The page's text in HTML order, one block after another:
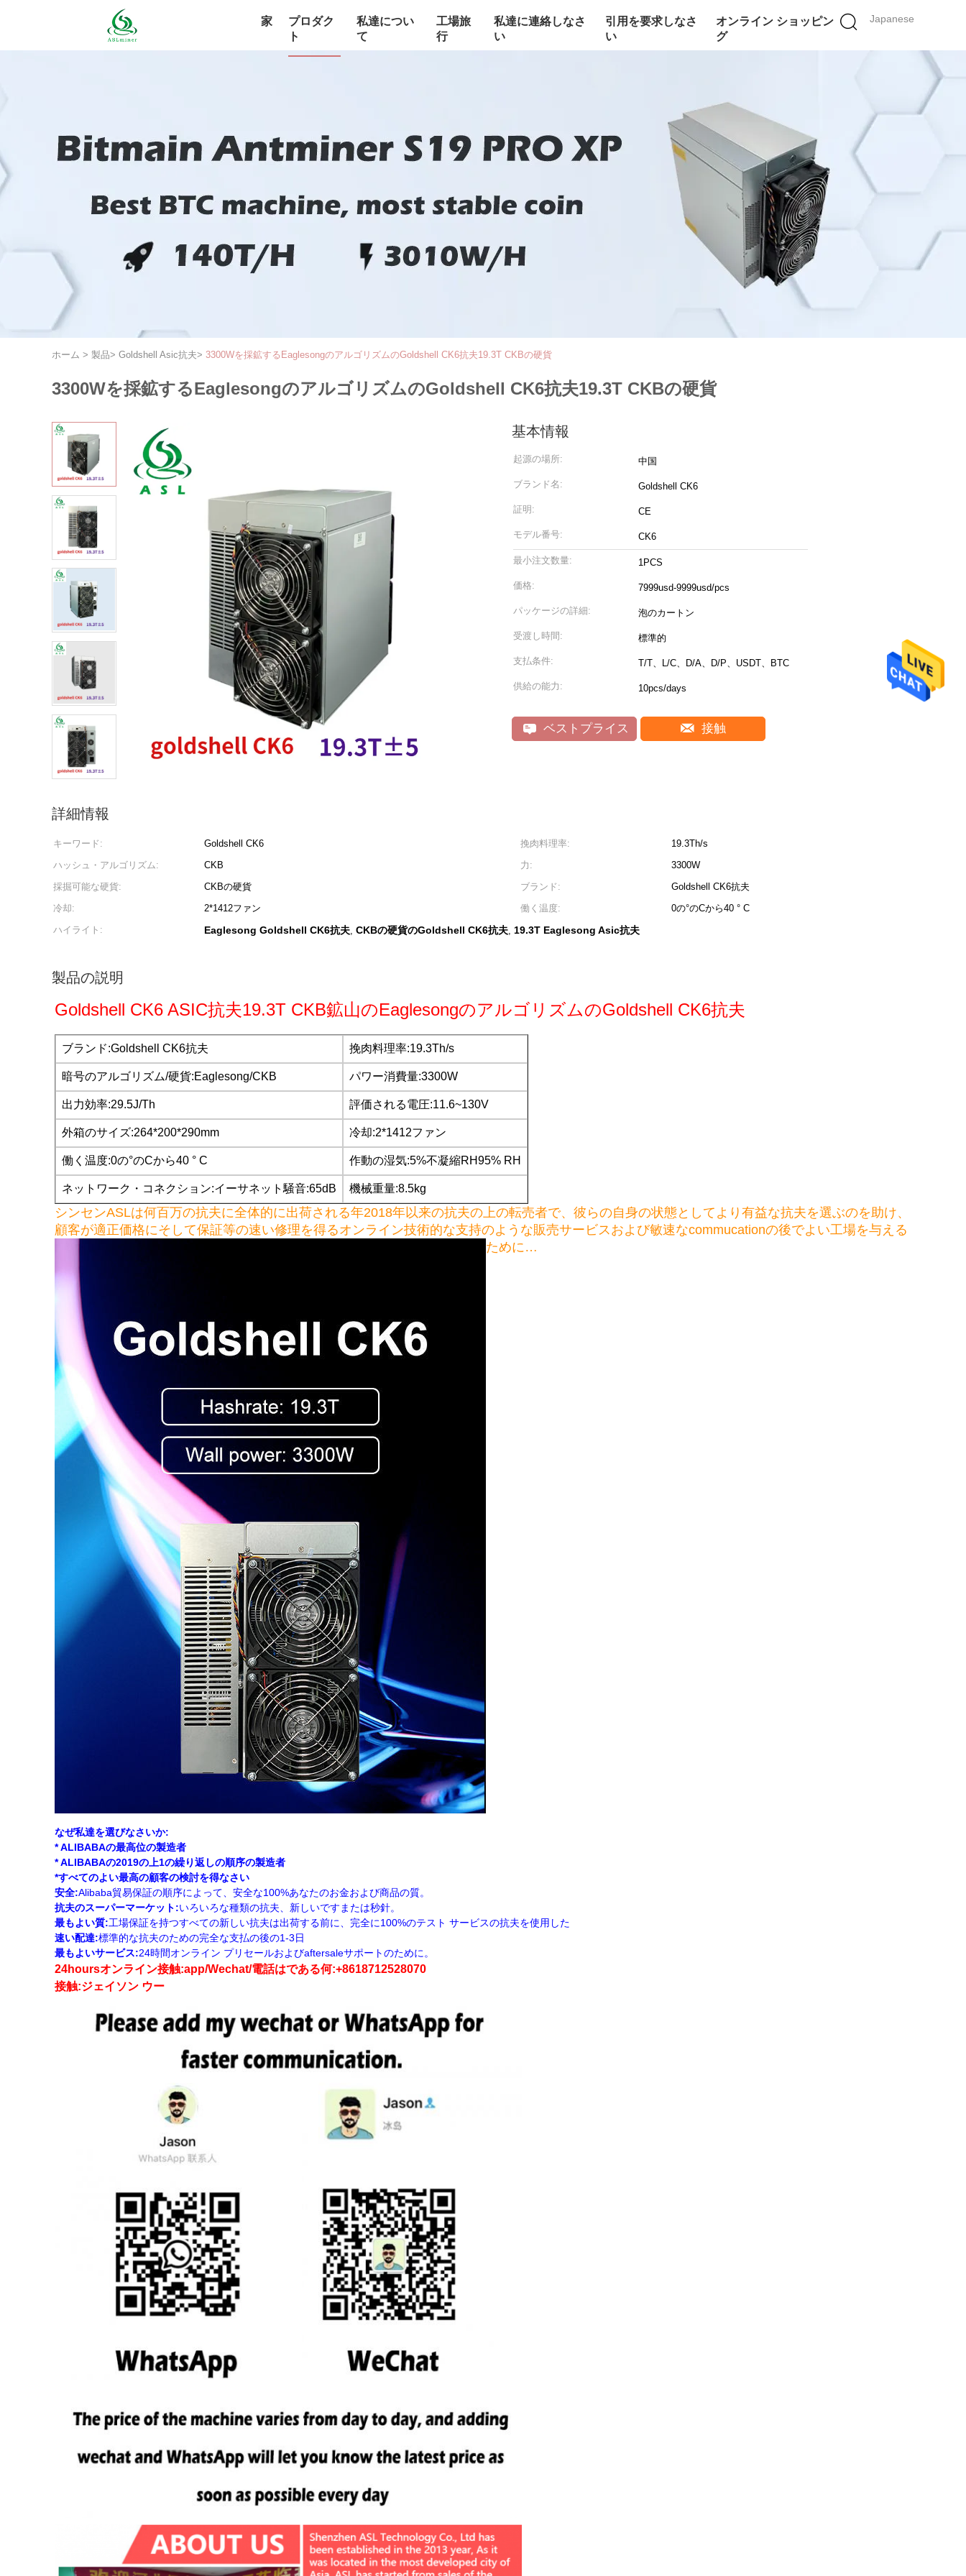
Japanese
家
プロダク
ト
私達につい
て
工場旅
行
私達に連絡しなさ
い
引用を要求しなさ
い
オンライン ショッピン
グ
ホーム > 製品> Goldshell Asic抗夫> 3300Wを採鉱するEaglesongのアルゴリズムのGoldshell CK6抗夫19.3T CKBの硬貨
3300Wを採鉱するEaglesongのアルゴリズムのGoldshell CK6抗夫19.3T CKBの硬貨
基本情報
起源の場所: 中国
ブランド名: Goldshell CK6
証明: CE
モデル番号: CK6
最小注文数量: 1PCS
価格: 7999usd-9999usd/pcs
パッケージの詳細: 泡のカートン
受渡し時間: 標準的
支払条件: T/T、L/C、D/A、D/P、USDT、BTC
供給の能力: 10pcs/days
ベストプライス 接触
詳細情報
キーワード: Goldshell CK6 挽肉料理率:
19.3Th/s
ハッシュ・アルゴリズム:
CKB 力:
3300W
採掘可能な硬貨:
CKBの硬貨 ブランド:
Goldshell CK6抗夫
冷却:
2*1412ファン 働く温度:
0の°のCから40 ° C
ハイライト:
Eaglesong Goldshell CK6抗夫, CKBの硬貨のGoldshell CK6抗夫, 19.3T Eaglesong Asic抗夫
製品の説明
Goldshell CK6 ASIC抗夫19.3T CKB鉱山のEaglesongのアルゴリズムのGoldshell CK6抗夫
ブランド:Goldshell CK6抗夫 挽肉料理率:19.3Th/s
暗号のアルゴリズム/硬貨:Eaglesong/CKB パワー消費量:3300W
出力効率:29.5J/Th 評価される電圧:11.6~130V
外箱のサイズ:264*200*290mm 冷却:2*1412ファン
働く温度:0の°のCから40 ° C 作動の湿気:5%不凝縮RH95% RH
ネットワーク・コネクション:イーサネット騒音:65dB 機械重量:8.5kg
シンセンASLは何百万の抗夫に全体的に出荷される年2018年以来の抗夫の上の転売者で、彼らの自身の状態としてより有益な抗夫を選ぶのを助け、
顧客が適正価格にそして保証等の速い修理を得るオンライン技術的な支持のような販売サービスおよび敏速なcommucationの後でよい工場を与える
ために…
なぜ私達を選びなさいか:
* ALIBABAの最高位の製造者
* ALIBABAの2019の上1の繰り返しの順序の製造者
*すべてのよい最高の顧客の検討を得なさい
安全:Alibaba貿易保証の順序によって、安全な100%あなたのお金および商品の質。
抗夫のスーパーマーケット:いろいろな種類の抗夫、新しいですまたは秒針。
最もよい質:工場保証を持つすべての新しい抗夫は出荷する前に、完全に100%のテスト サービスの抗夫を使用した
速い配達:標準的な抗夫のための完全な支払の後の1-3日
最もよいサービス:24時間オンライン プリセールおよびaftersaleサポートのために。
24hoursオンライン接触:app/Wechat/電話はである何:+8618712528070
接触:ジェイソン ウー